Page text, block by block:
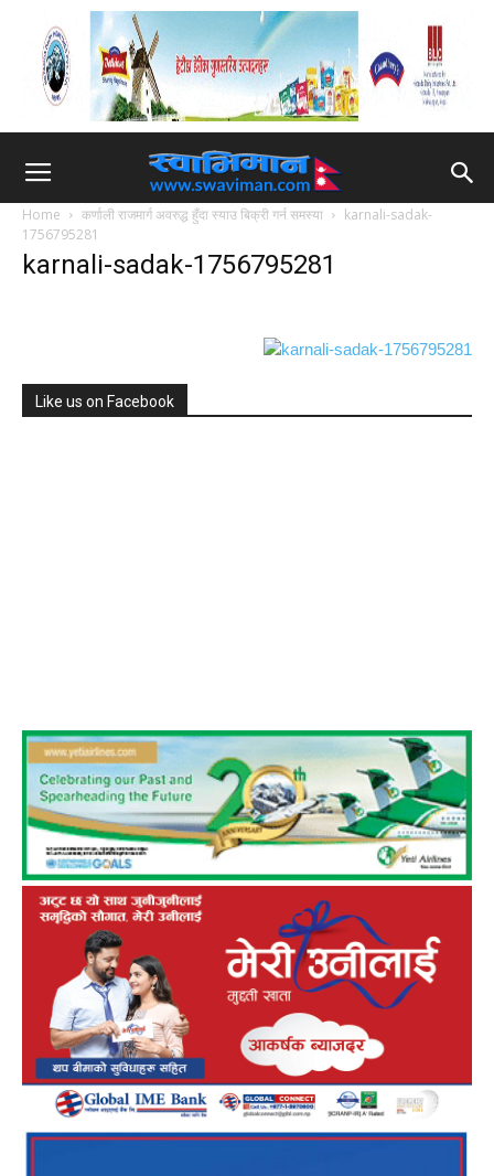
Home कर्णाली राजमार्ग अवरुद्ध हुँदा स्याउ बिक्री गर्न समस्या
karnali-sadak-
1756795281
karnali-sadak-1756795281
Like us on Facebook